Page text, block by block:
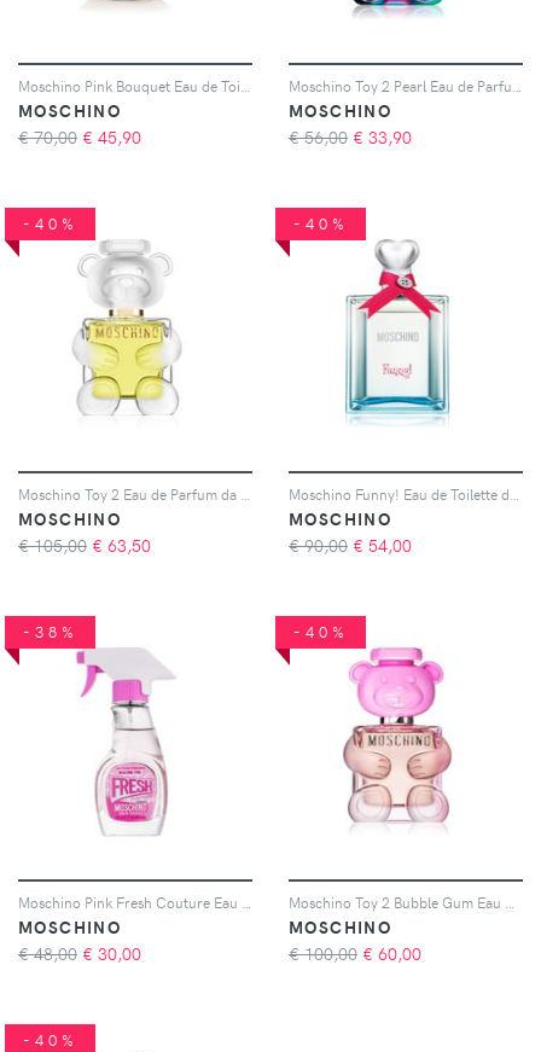
MOSCHINO
€ 70,00 € 45,90
MOSCHINO
€ 56,00 € 33,90
-40%
MOSCHINO
€ 105,00 € 63,50
-40%
MOSCHINO
€ 90,00 € 54,00
-38%
MOSCHINO
€ 48,00 € 30,00
-40%
MOSCHINO
€ 100,00 € 60,00
-40%